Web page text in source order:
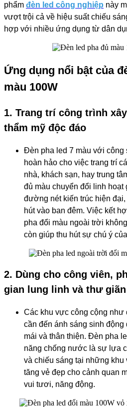
phẩm đèn led công nghiệp này
vượt trội cả về hiệu suất chiếu
hợp với nhiều ứng dụng từ dân
Ứng dụng nổi bật của
màu 100W
1. Trang trí công trình
thẩm mỹ độc đáo
Đèn pha led 7 màu với công
hoàn hảo cho việc trang trí
nhà, khách sạn, hay trung
đủ màu chuyển đổi linh hoạt
đường nét kiến trúc hiện
hút vào ban đêm. Việc kết
pha đổi màu ngoài trời
còn giúp thu hút sự chú ý
2. Dùng cho công viên,
gian lung linh và thư giãn
Các khu vực công cộng như
cần đến ánh sáng sinh động
mái và thân thiện. Đèn pha
năng chống nước là sự lựa
và chiếu sáng tại những khu
tăng vẻ đẹp cho cảnh quan
vui tươi, năng động.